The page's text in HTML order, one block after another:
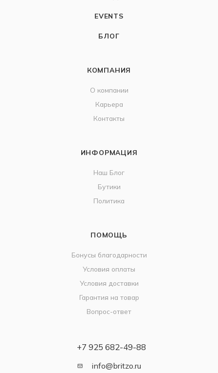
EVENTS
БЛОГ
КОМПАНИЯ
О компании
Карьера
Контакты
ИНФОРМАЦИЯ
Наш Блог
Бутики
Политика
ПОМОЩЬ
Бонусы благодарности
Условия оплаты
Условия доставки
Гарантия на товар
Вопрос-ответ
+7 925 682-49-88
info@britzo.ru